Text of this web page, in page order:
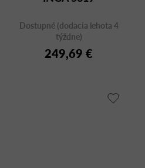
Dostupné (dodacia lehota 4
týždne)
249,69 €